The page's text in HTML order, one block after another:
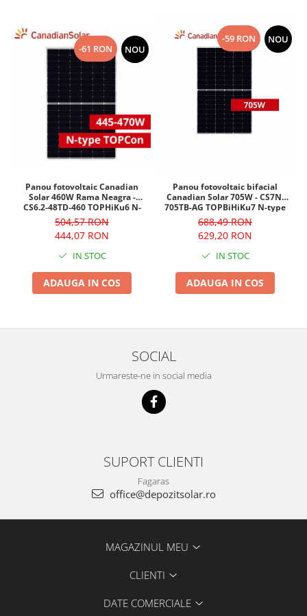
-61 RON NOU
Panou fotovoltaic Canadian
Solar 460W Rama Neagra -
CS6.2-48TD-460 TOPHiKu6 N-
type
504,57 RON
444,07 RON
IN STOC
ADAUGA IN COS
-59 RON NOU
Panou fotovoltaic bifacial
Canadian Solar 705W - CS7N-
705TB-AG TOPBiHiKu7 N-type
688,49 RON
629,20 RON
IN STOC
ADAUGA IN COS
SOCIAL
Urmareste-ne in social media
SUPORT CLIENTI
Fagaras
office@depozitsolar.ro
MAGAZINUL MEU
CLIENTI
DATE COMERCIALE